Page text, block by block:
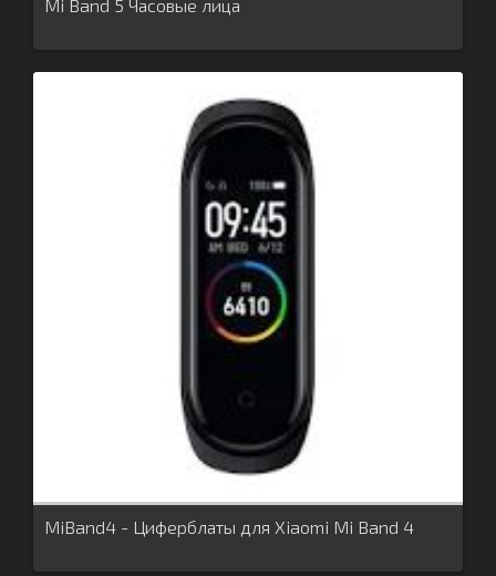
Mi Band 5 Часовые лица
MiBand4 - Циферблаты для Xiaomi Mi Band 4